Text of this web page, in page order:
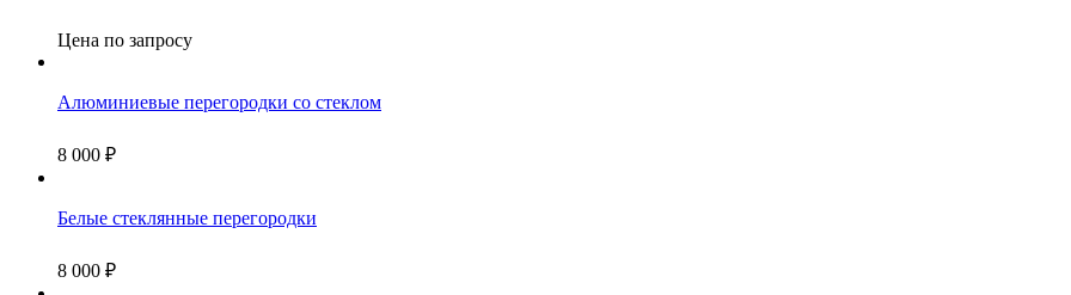
Цена по запросу
Алюминиевые перегородки со стеклом
8 000 ₽
Белые стеклянные перегородки
8 000 ₽